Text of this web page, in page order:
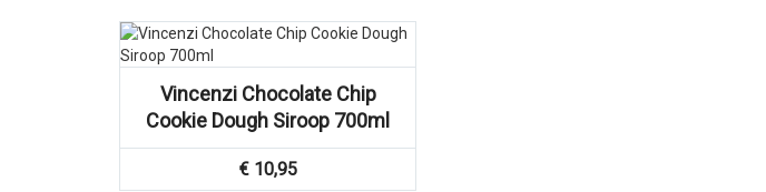
Vincenzi Chocolate Chip
Cookie Dough Siroop 700ml
€10,95